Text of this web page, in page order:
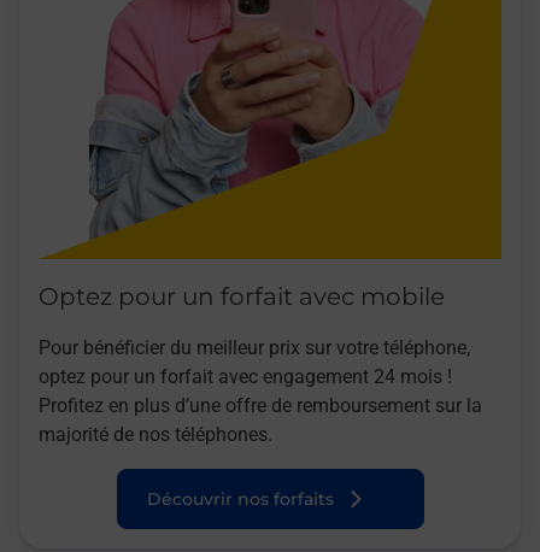
Optez pour un forfait avec mobile
Pour bénéficier du meilleur prix sur votre téléphone,
optez pour un forfait avec engagement 24 mois !
Profitez en plus d’une offre de remboursement sur la
majorité de nos téléphones.
Découvrir nos forfaits